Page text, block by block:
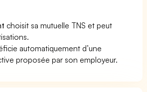
choisit sa mutuelle TNS et peut
automatiquement d’une
proposée par son employeur.